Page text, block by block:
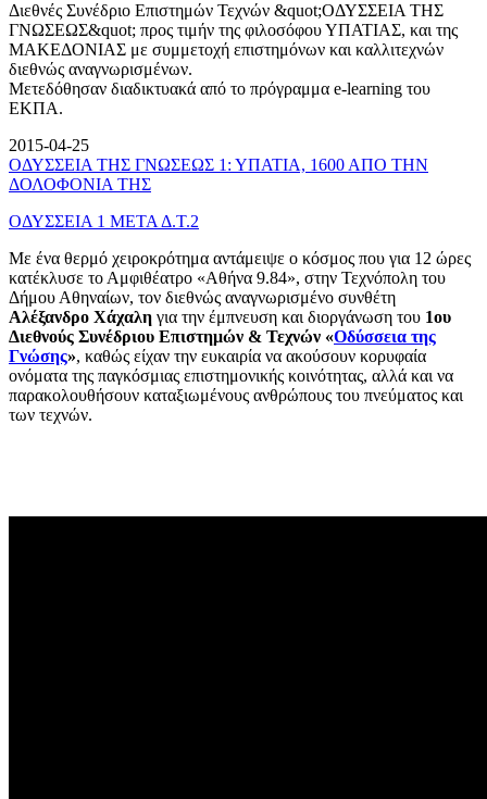
Διεθνές Συνέδριο Επιστημών Τεχνών &quot;ΟΔΥΣΣΕΙΑ ΤΗΣ
ΓΝΩΣΕΩΣ&quot; προς τιμήν της φιλοσόφου ΥΠΑΤΙΑΣ, και της
ΜΑΚΕΔΟΝΙΑΣ με συμμετοχή επιστημόνων και καλλιτεχνών
διεθνώς αναγνωρισμένων.
Μετεδόθησαν διαδικτυακά από το πρόγραμμα e-learning του
ΕΚΠΑ.
2015-04-25
ΟΔΥΣΣΕΙΑ ΤΗΣ ΓΝΩΣΕΩΣ 1: ΥΠΑΤΙΑ, 1600 ΑΠΟ ΤΗΝ
ΔΟΛΟΦΟΝΙΑ ΤΗΣ
ΟΔΥΣΣΕΙΑ 1 ΜΕΤΑ Δ.Τ.2
Με ένα θερμό χειροκρότημα αντάμειψε ο κόσμος που για 12 ώρες
κατέκλυσε το Αμφιθέατρο «Αθήνα 9.84», στην Τεχνόπολη του
Δήμου Αθηναίων, τον διεθνώς αναγνωρισμένο συνθέτη
Αλέξανδρο Χάχαλη για την έμπνευση και διοργάνωση του 1ου
Διεθνούς Συνέδριου Επιστημών & Τεχνών «Οδύσσεια της
Γνώσης», καθώς είχαν την ευκαιρία να ακούσουν κορυφαία
ονόματα της παγκόσμιας επιστημονικής κοινότητας, αλλά και να
παρακολουθήσουν καταξιωμένους ανθρώπους του πνεύματος και
των τεχνών.